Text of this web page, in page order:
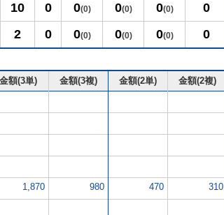
10 0 0(0) 0(0) 0(0)
0
2 0 0(0) 0(0) 0(0) 0
金額(3単) 金額(3複) 金額(2単)
金額(2複)
1,870 980 470 310